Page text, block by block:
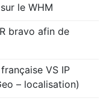
le WHM
bravo afin de
française VS IP
– localisation)